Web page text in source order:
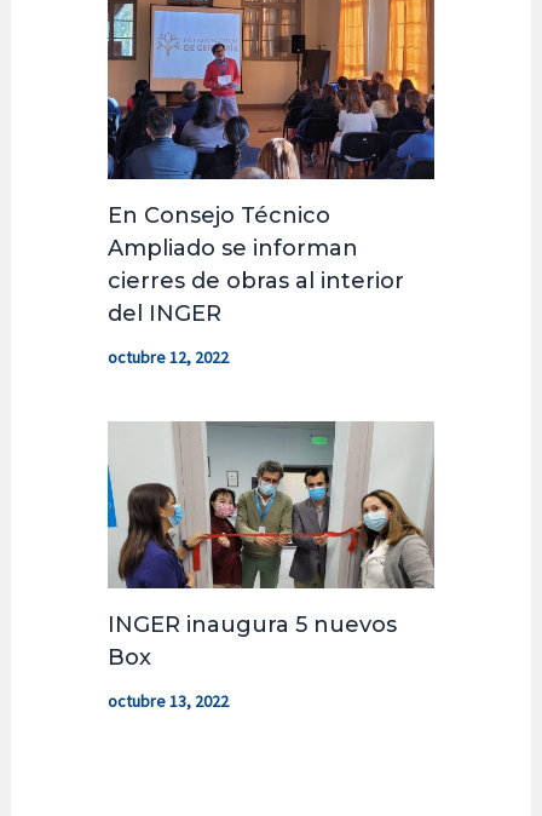
En Consejo Técnico
Ampliado se informan
cierres de obras al interior
del INGER
octubre 12, 2022
INGER inaugura 5 nuevos
Box
octubre 13, 2022